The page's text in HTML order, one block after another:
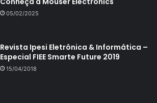
05/02/2025
Revista Ipesi Eletrônica & Informática –
Especial FIEE Smarte Future 2019
15/04/2018